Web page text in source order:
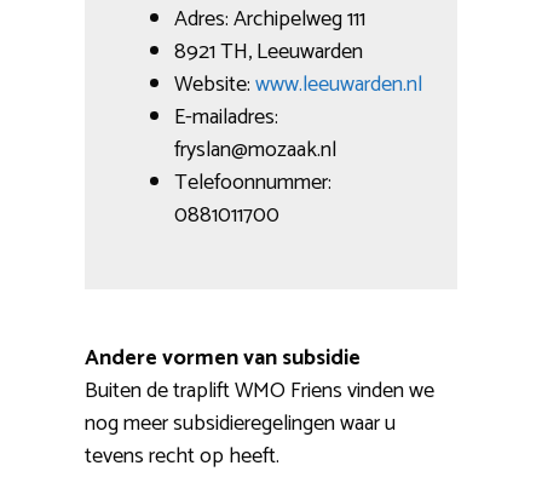
Adres: Archipelweg 111
8921 TH, Leeuwarden
Website:www.leeuwarden.nl
E-mailadres:
fryslan@mozaak.nl
Telefoonnummer:
0881011700
Andere vormen van subsidie
Buiten de traplift WMO Friens vinden we
nog meer subsidieregelingen waar u
tevens recht op heeft.